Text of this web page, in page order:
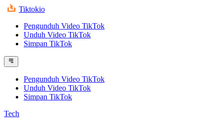
Tiktokio
Pengunduh Video TikTok
Unduh Video TikTok
Simpan TikTok
Pengunduh Video TikTok
Unduh Video TikTok
Simpan TikTok
Tech